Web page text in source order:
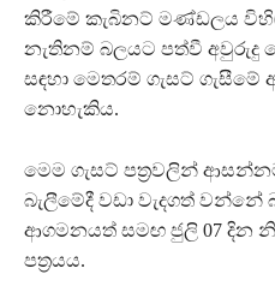
කිරීමේ කැබිනට් මණ්ඩලය
නැතිනම් බලයට පත්වී අවුරුදු
සඳහා මෙතරම් ගැසට් ගැසීමේ
නොහැකිය.
මෙම ගැසට් පත්‍රවලින්
බැලීමේදී වඩා වැදගත් වන්නේ
ආගමනයත් සමඟ ජුලි 07 දින
පත්‍රයය.